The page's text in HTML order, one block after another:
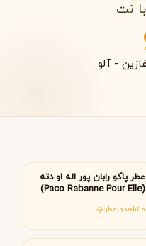
نت
-آلو
عطر پاکو رابان پور اله او دته
(Paco Rabanne Pour Elle)
مشاهده عطر